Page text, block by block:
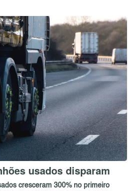
usados disparam
cresceram 300% no primeiro